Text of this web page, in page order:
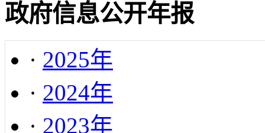
政府信息公开年报
· 2025年
· 2024年
· 2023年